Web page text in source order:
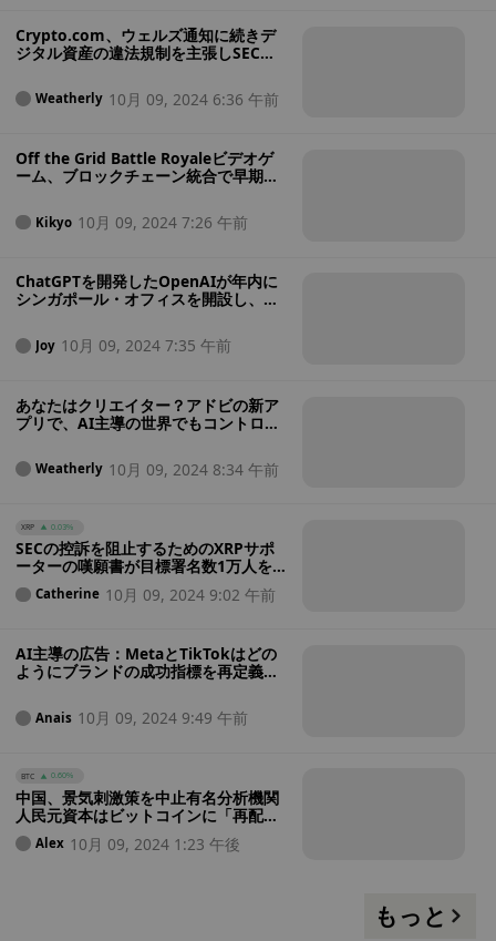
Crypto.com、ウェルズ通知に続きデ
ジタル資産の違法規制を主張しSECを
Weatherly 10月 09, 2024 6:36 午前
Off the Grid Battle Royaleビデオゲ
ーム、ブロックチェーン統合で早期ア
はここまで来たか？
Kikyo 10月 09, 2024 7:26 午前
ChatGPTを開発したOpenAIが年内に
シンガポール・オフィスを開設し、大
Joy 10月 09, 2024 7:35 午前
あなたはクリエイター？アドビの新ア
プリで、AI主導の世界でもコントロー
Weatherly 10月 09, 2024 8:34 午前
XRP 0.03%
SECの控訴を阻止するためのXRPサポ
ーターの嘆願書が目標署名数1万人を
達成、コミュニティが結集し1万5千人
を目指す
Catherine 10月 09, 2024 9:02 午前
AI主導の広告：MetaとTikTokはどの
ようにブランドの成功指標を再定義し
Anais 10月 09, 2024 9:49 午前
BTC 0.60%
中国、景気刺激策を中止有名分析機関
人民元資本はビットコインに「再配
分」される...
Alex 10月 09, 2024 1:23 午後
もっと